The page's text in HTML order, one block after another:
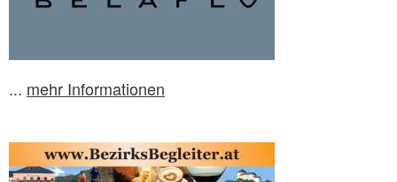
... mehr Informationen